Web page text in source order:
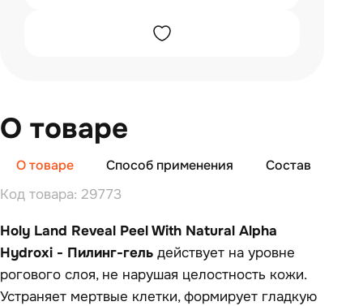
О товаре
О товаре Способ применения Состав
Код товара: 29773
Holy Land Reveal Peel With Natural Alpha
Hydroxi - Пилинг-гель действует на уровне
рогового слоя, не нарушая целостность кожи.
Устраняет мертвые клетки, формирует гладкую